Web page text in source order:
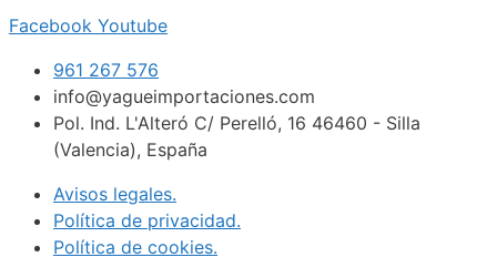
Facebook Youtube
961 267 576
info@yagueimportaciones.com
Pol. Ind. L'Alteró C/ Perelló, 16 46460 - Silla
(Valencia), España
Avisos legales.
Política de privacidad.
Política de cookies.